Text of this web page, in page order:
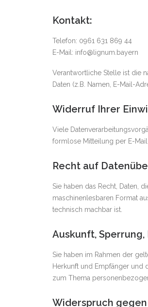
Kontakt:
Telefon: 0961 631 869 44
E-Mail: info@lignum.bayern
Verantwortliche Stelle ist die
Daten (z.B. Namen, E-Mail-
Widerruf Ihrer
Viele
formlose Mitteilung per E-
Recht auf
Sie haben das Recht, Daten,
maschinenlesbaren Format
technisch machbar ist.
Auskunft,
Sie haben im Rahmen der
Herkunft und Empfänger und
zum Thema
Widerspruch